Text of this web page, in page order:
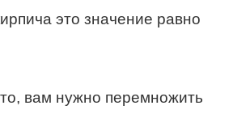
это значение равно
вам нужно перемножить